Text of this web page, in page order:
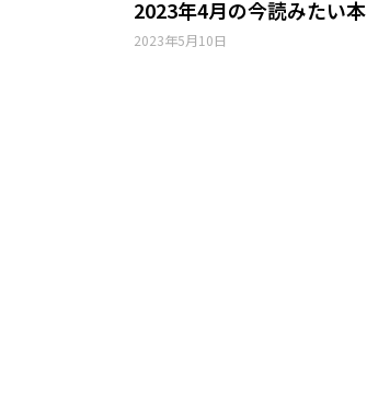
2023年4月の今読みたい本
2023年5月10日